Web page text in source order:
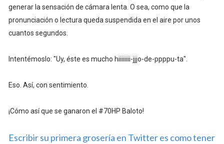
generar la sensación de cámara lenta. O sea, como que la
pronunciación o lectura queda suspendida en el aire por unos
cuantos segundos.
Intentémoslo: "Uy, éste es mucho hiiiiiiii-jjjo-de-ppppu-ta".
Eso. Así, con sentimiento.
¡Cómo así que se ganaron el #70HP Baloto!
Escribir su primera grosería en Twitter es como tener